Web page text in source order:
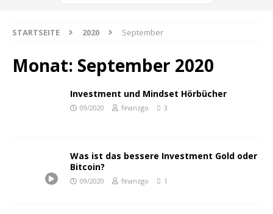
STARTSEITE 2020 September
Monat: September 2020
Investment und Mindset Hörbücher
09/2020 finanzgo 3
Was ist das bessere Investment Gold oder
Bitcoin?
09/2020 finanzgo 1